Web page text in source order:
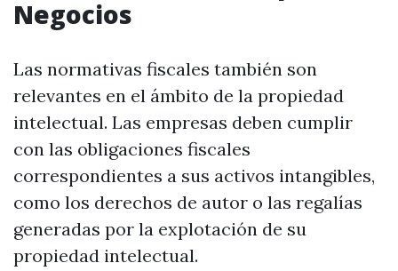
Negocios
Las normativas fiscales también son
relevantes en el ámbito de la propiedad
intelectual. Las empresas deben cumplir
con las obligaciones fiscales
correspondientes a sus activos intangibles,
como los derechos de autor o las regalías
generadas por la explotación de su
propiedad intelectual.